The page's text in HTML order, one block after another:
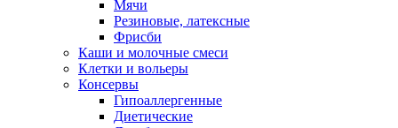
Мячи
Резиновые, латексные
Фрисби
Каши и молочные смеси
Клетки и вольеры
Консервы
Гипоаллергенные
Диетические